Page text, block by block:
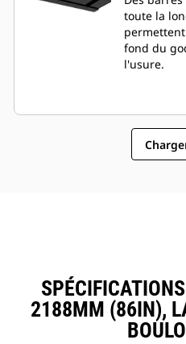
toute la
fond du
l'usure.
2188MM (86IN),